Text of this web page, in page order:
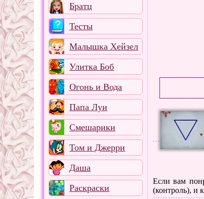
Братц
Тесты
Малышка Хейзел
Улитка Боб
Огонь и Вода
Папа Луи
Смешарики
Том и Джерри
Даша
Раскраски
Если вам
(контроль), и